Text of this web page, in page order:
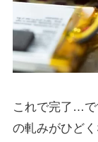
これで完了…で
の軋みがひどく